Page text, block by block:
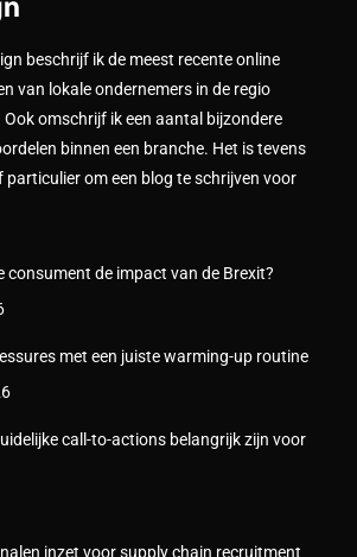
beschrijf ik de meest recente online
van lokale ondernemers in de regio
omschrijf ik een aantal bijzondere
binnen een branche. Het is tevens
particulier om een blog te schrijven voor
consument de impact van de Brexit?
met een juiste warming-up routine
call-to-actions belangrijk zijn voor
inzet voor supply chain recruitment